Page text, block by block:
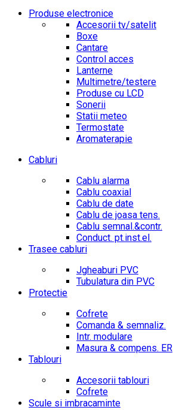
Produse electronice
Accesorii tv/satelit
Boxe
Cantare
Control acces
Lanterne
Multimetre/testere
Produse cu LCD
Sonerii
Statii meteo
Termostate
Aromaterapie
Cabluri
Cablu alarma
Cablu coaxial
Cablu de date
Cablu de joasa tens.
Cablu semnal.&contr.
Conduct. pt.inst.el.
Trasee cabluri
Jgheaburi PVC
Tubulatura din PVC
Protectie
Cofrete
Comanda & semnaliz.
Intr. modulare
Masura & compens. ER
Tablouri
Accesorii tablouri
Cofrete
Scule si imbracaminte